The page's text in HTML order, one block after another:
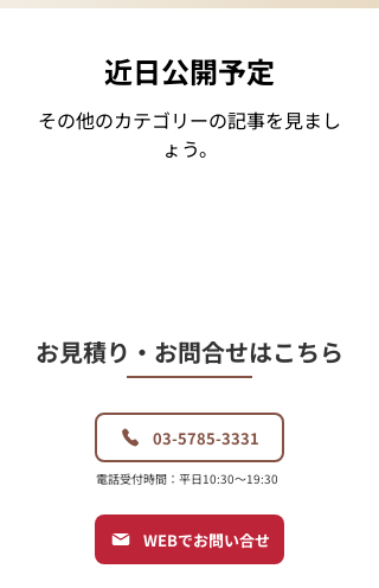
近日公開予定
その他のカテゴリーの記事を見まし
ょう。
​お見積り・お問合せはこちら
03-5785-3331
電話受付時間：平日10:30〜19:30
WEBでお問い合せ